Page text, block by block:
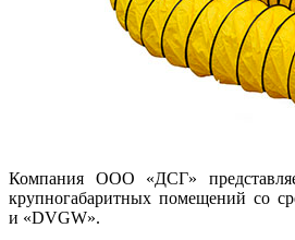
Компания ООО «ДСГ»
крупногабаритных помещений со
и «DVGW».